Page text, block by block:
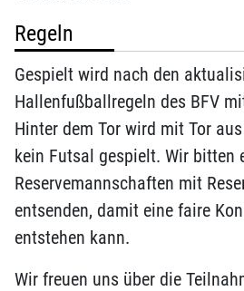
Regeln
Gespielt wird nach den
Hallenfußballregeln des BFV
Hinter dem Tor wird mit Tor
kein Futsal gespielt. Wir bitten
Reservemannschaften mit
entsenden, damit eine faire
entstehen kann.
Wir freuen uns über die